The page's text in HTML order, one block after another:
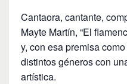
Cantaora, cantante,
Mayte Martín, “El
y, con esa premisa
distintos géneros con
artística.